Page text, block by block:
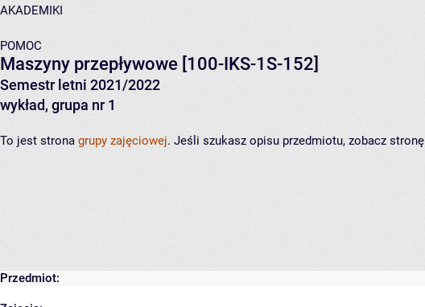
AKADEMIKI
POMOC
Maszyny przepływowe [100-IKS-1S-152]
Semestr letni 2021/2022
wykład, grupa nr 1
To jest strona grupy zajęciowej. Jeśli szukasz opisu przedmiotu, zobacz
Przedmiot: